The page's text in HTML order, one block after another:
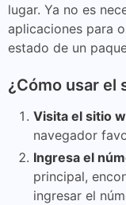
lugar. Ya no es
aplicaciones para
estado de un
¿Cómo usar el
Visita el sitio
navegador
Ingresa el
principal,
ingresar el